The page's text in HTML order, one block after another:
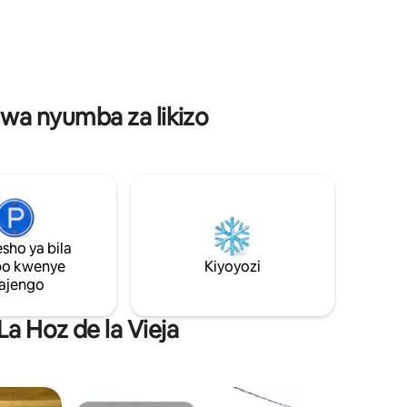
nyumba za likizo
ya bila
kwenye
Kiyoyozi
Hoz de la Vieja